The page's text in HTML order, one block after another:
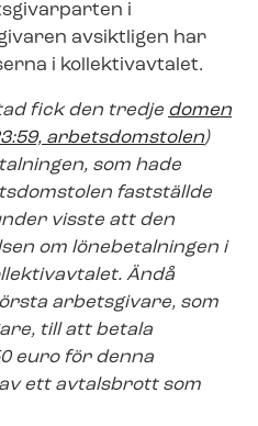
i
avsiktligen har
i kollektivavtalet.
fick den tredje domen
arbetsdomstolen)
som hade
fastställde
visste att den
om lönebetalningen i
Ändå
arbetsgivare, som
till att betala
euro för denna
ett avtalsbrott som